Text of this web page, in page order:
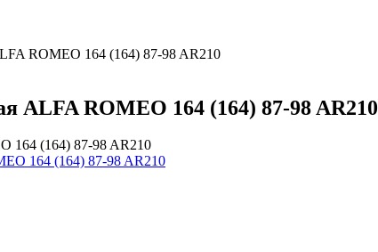
ROMEO 164 (164) 87-98 AR210
ALFA ROMEO 164 (164) 87-98 AR210
164 (164) 87-98 AR210